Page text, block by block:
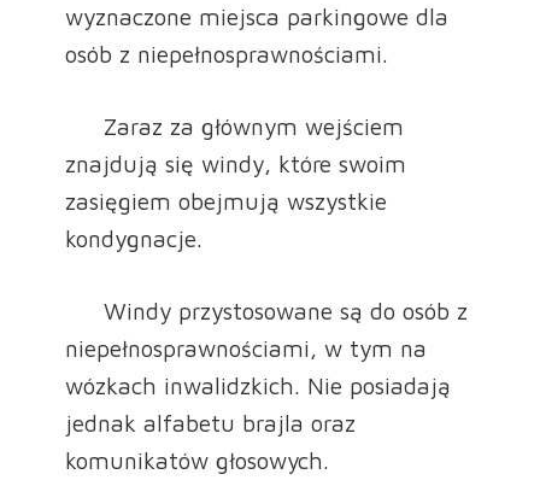
wyznaczone miejsca parkingowe dla
osób z niepełnosprawnościami.
Zaraz za głównym wejściem
znajdują się windy, które swoim
zasięgiem obejmują wszystkie
kondygnacje.
Windy przystosowane są do osób z
niepełnosprawnościami, w tym na
wózkach inwalidzkich. Nie posiadają
jednak alfabetu brajla oraz
komunikatów głosowych.